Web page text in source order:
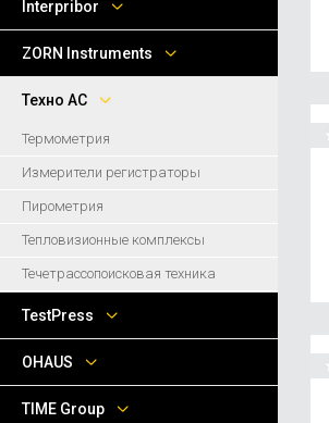
Interpribor
ZORN Instruments
Техно АС
Термометрия
Измерители регистраторы
Пирометрия
Тепловизионные комплексы
Течетрассопоисковая техника
TestPress
OHAUS
TIME Group